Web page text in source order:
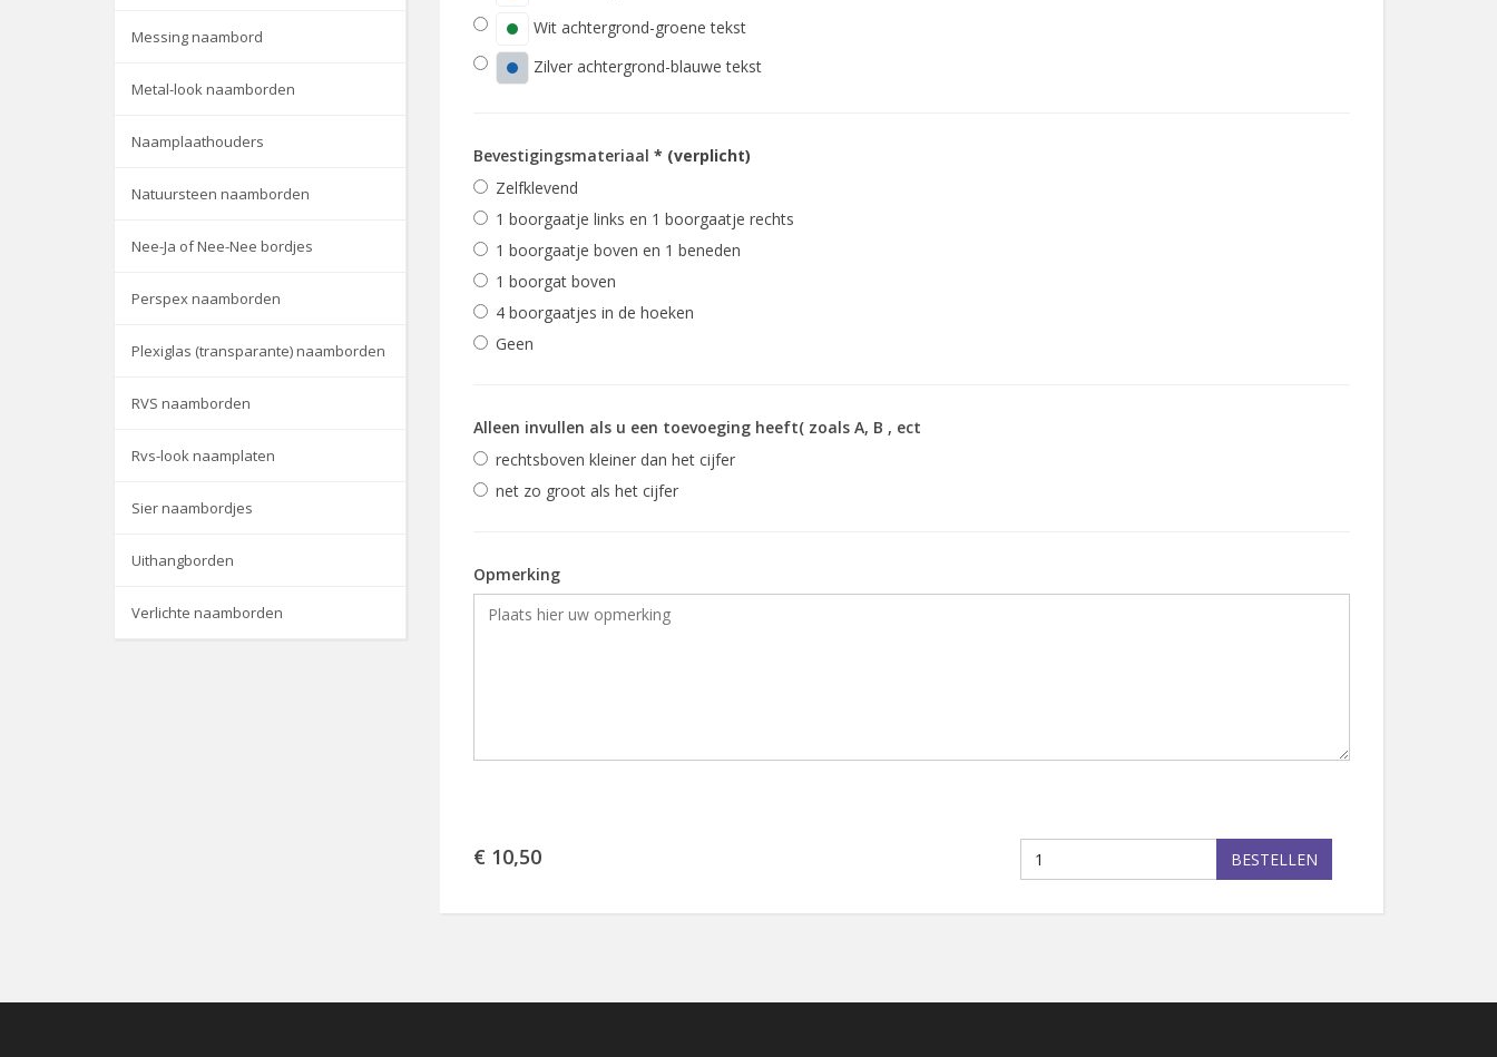
Messing naambord
Metal-look naamborden
Naamplaathouders
Natuursteen naamborden
Nee-Ja of Nee-Nee bordjes
Perspex naamborden
Plexiglas (transparante) naamborden
RVS naamborden
Rvs-look naamplaten
Sier naambordjes
Uithangborden
Verlichte naamborden
Wit achtergrond-groene tekst
Zilver achtergrond-blauwe tekst
Bevestigingsmateriaal * (verplicht)
Zelfklevend
1 boorgaatje links en 1 boorgaatje rechts
1 boorgaatje boven en 1 beneden
1 boorgat boven
4 boorgaatjes in de hoeken
Geen
Alleen invullen als u een toevoeging heeft( zoals A, B , ect
rechtsboven kleiner dan het cijfer
net zo groot als het cijfer
Opmerking
€ 10,50 BESTELLEN